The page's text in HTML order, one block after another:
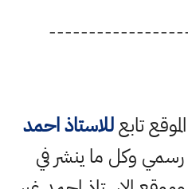
تابعللاستاذ احمد
وكل ما ينشر في